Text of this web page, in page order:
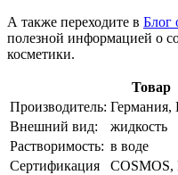
А также переходите в Блог
полезной информацией о
косметики.
Товар
Производитель: Германия,
Внешний вид:
жидкость
Растворимость: в воде
Сертификация